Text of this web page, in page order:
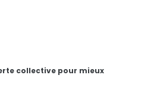
collective pour mieux